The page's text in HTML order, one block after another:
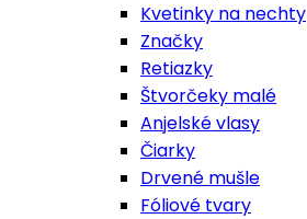
Kvetinky na nechty
Značky
Retiazky
Štvorčeky malé
Anjelské vlasy
Čiarky
Drvené mušle
Fóliové tvary